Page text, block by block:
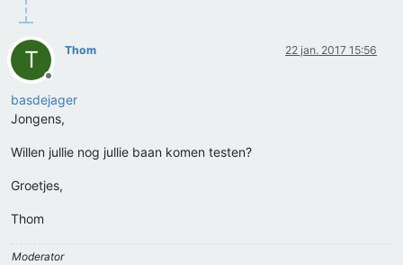
T
Offline
Thom 22 jan. 2017 15:56
basdejager
Jongens,
Willen jullie nog jullie baan komen testen?
Groetjes,
Thom
Moderator